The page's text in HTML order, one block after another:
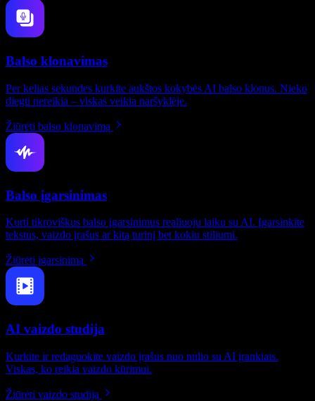
Balso klonavimas
Per kelias sekundes kurkite aukštos kokybės AI balso klonus. Nieko
diegti nereikia – viskas veikia naršyklėje.
Žiūrėti balso klonavimą
Balso įgarsinimas
Kurti tikroviškus balso įgarsinimus realiuoju laiku su AI. Įgarsinkite
tekstus, vaizdo įrašus ar kitą turinį bet kokiu stiliumi.
Žiūrėti įgarsinimą
AI vaizdo studija
Kurkite ir redaguokite vaizdo įrašus nuo nulio su AI įrankiais.
Viskas, ko reikia vaizdo kūrimui.
Žiūrėti vaizdo studiją